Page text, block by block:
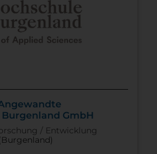
GmbH
/ Entwicklung